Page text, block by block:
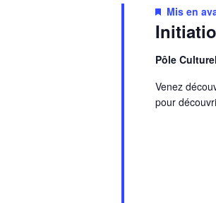
Mis en
Pôle
Venez
pour